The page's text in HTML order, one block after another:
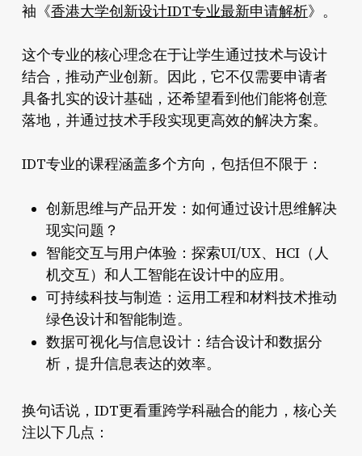
袖《香港大学创新设计IDT专业最新申请解析》。
这个专业的核心理念在于让学生通过技术与设计
结合，推动产业创新。因此，它不仅需要申请者
具备扎实的设计基础，还希望看到他们能将创意
落地，并通过技术手段实现更高效的解决方案。
IDT专业的课程涵盖多个方向，包括但不限于：
创新思维与产品开发： 如何通过设计思维解决
现实问题？
智能交互与用户体验： 探索UI/UX、HCI（人
机交互）和人工智能在设计中的应用。
可持续科技与制造： 运用工程和材料技术推动
绿色设计和智能制造。
数据可视化与信息设计： 结合设计和数据分
析，提升信息表达的效率。
换句话说，IDT更看重跨学科融合的能力，核心关
注以下几点：